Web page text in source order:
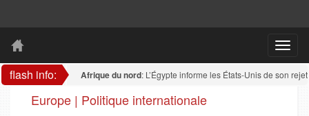
flash info:Afrique du nord: L’Égypte informe les États-Unis de son rejet de
Europe | Politique internationale